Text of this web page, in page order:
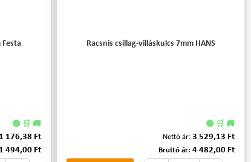
Festa
🟢 🛒 🚚
1 176,38 Ft
1 494,00 Ft
Racsnis csillag-villáskulcs 7mm HANS
🟢 🛒 🚚
Nettó ár: 3 529,13 Ft
Bruttó ár: 4 482,00 Ft